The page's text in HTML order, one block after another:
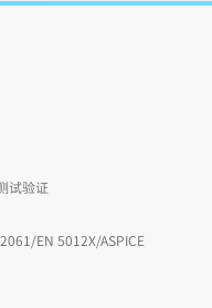
试验证
EN 5012X/ASPICE